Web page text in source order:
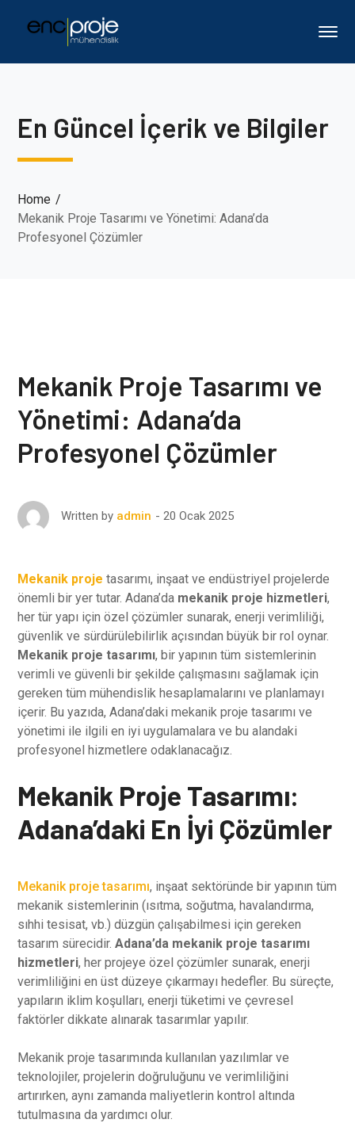
En Güncel İçerik ve Bilgiler
Home
Mekanik Proje Tasarımı ve Yönetimi: Adana’da
Profesyonel Çözümler
Mekanik Proje Tasarımı ve
Yönetimi: Adana’da
Profesyonel Çözümler
Written by admin 20 Ocak 2025
Mekanik proje tasarımı, inşaat ve endüstriyel projelerde
önemli bir yer tutar. Adana’da mekanik proje hizmetleri,
her tür yapı için özel çözümler sunarak, enerji verimliliği,
güvenlik ve sürdürülebilirlik açısından büyük bir rol oynar.
Mekanik proje tasarımı, bir yapının tüm sistemlerinin
verimli ve güvenli bir şekilde çalışmasını sağlamak için
gereken tüm mühendislik hesaplamalarını ve planlamayı
içerir. Bu yazıda, Adana’daki mekanik proje tasarımı ve
yönetimi ile ilgili en iyi uygulamalara ve bu alandaki
profesyonel hizmetlere odaklanacağız.
Mekanik Proje Tasarımı:
Adana’daki En İyi Çözümler
Mekanik proje tasarımı, inşaat sektöründe bir yapının tüm
mekanik sistemlerinin (ısıtma, soğutma, havalandırma,
sıhhi tesisat, vb.) düzgün çalışabilmesi için gereken
tasarım sürecidir.Adana’da mekanik proje tasarımı
hizmetleri, her projeye özel çözümler sunarak, enerji
verimliliğini en üst düzeye çıkarmayı hedefler. Bu süreçte,
yapıların iklim koşulları, enerji tüketimi ve çevresel
faktörler dikkate alınarak tasarımlar yapılır.
Mekanik proje tasarımında kullanılan yazılımlar ve
teknolojiler, projelerin doğruluğunu ve verimliliğini
artırırken, aynı zamanda maliyetlerin kontrol altında
tutulmasına da yardımcı olur.